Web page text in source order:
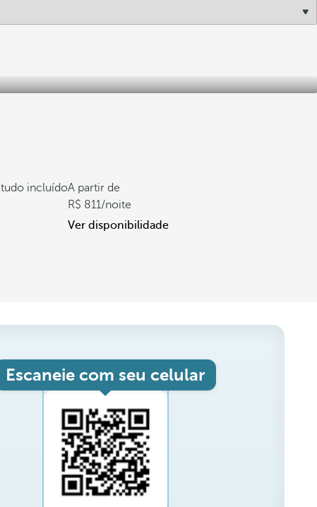
tudo incluídoA partir de
811/noite
Ver disponibilidade
Escaneie com seu celular